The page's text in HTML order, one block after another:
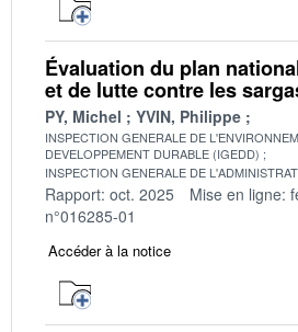
Évaluation du plan
et de lutte contre les
PY, Michel YVIN, Philippe
INSPECTION GENERALE DE
DEVELOPPEMENT DURABLE (IGEDD)
INSPECTION GENERALE DE
Rapport: oct. 2025 Mise en ligne:
n°016285-01
Accéder à la notice